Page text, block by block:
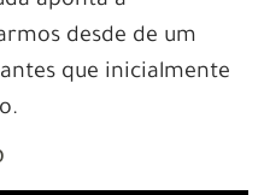
desde de um
que inicialmente